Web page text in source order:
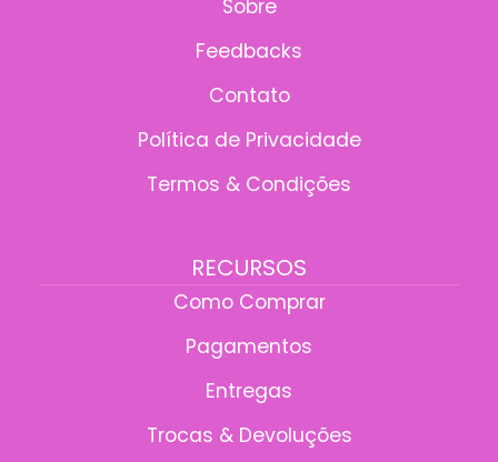
Sobre
Feedbacks
Contato
Política de Privacidade
Termos & Condições
RECURSOS
Como Comprar
Pagamentos
Entregas
Trocas & Devoluções